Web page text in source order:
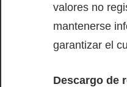
valores no
mantenerse
garantizar el
Descargo de